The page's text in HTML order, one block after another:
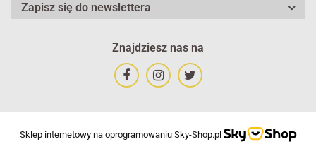
Zapisz się do newslettera
Znajdziesz nas na
Sklep internetowy na oprogramowaniu Sky-Shop.pl